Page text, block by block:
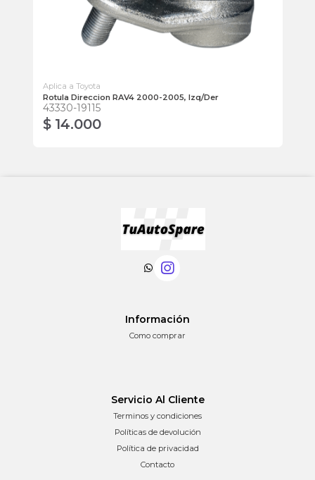
Aplica a Toyota
Rotula Direccion RAV4 2000-2005, Izq/Der
43330-19115
$ 14.000
Información
Como comprar
Servicio Al Cliente
Terminos y condiciones
Políticas de devolución
Política de privacidad
Contacto